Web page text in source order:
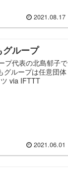
2021.08.17
ループ
プ代表の北島郁子で
グループは任意団体
via IFTTT
2021.06.01